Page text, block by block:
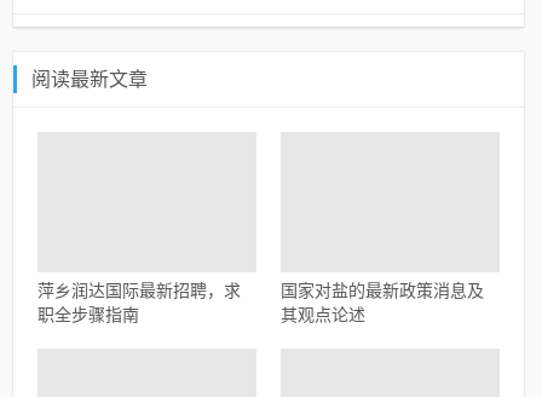
阅读最新文章
萍乡润达国际最新招聘，求
职全步骤指南
国家对盐的最新政策消息及
其观点论述